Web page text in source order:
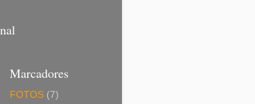
Marcadores
FOTOS (7)